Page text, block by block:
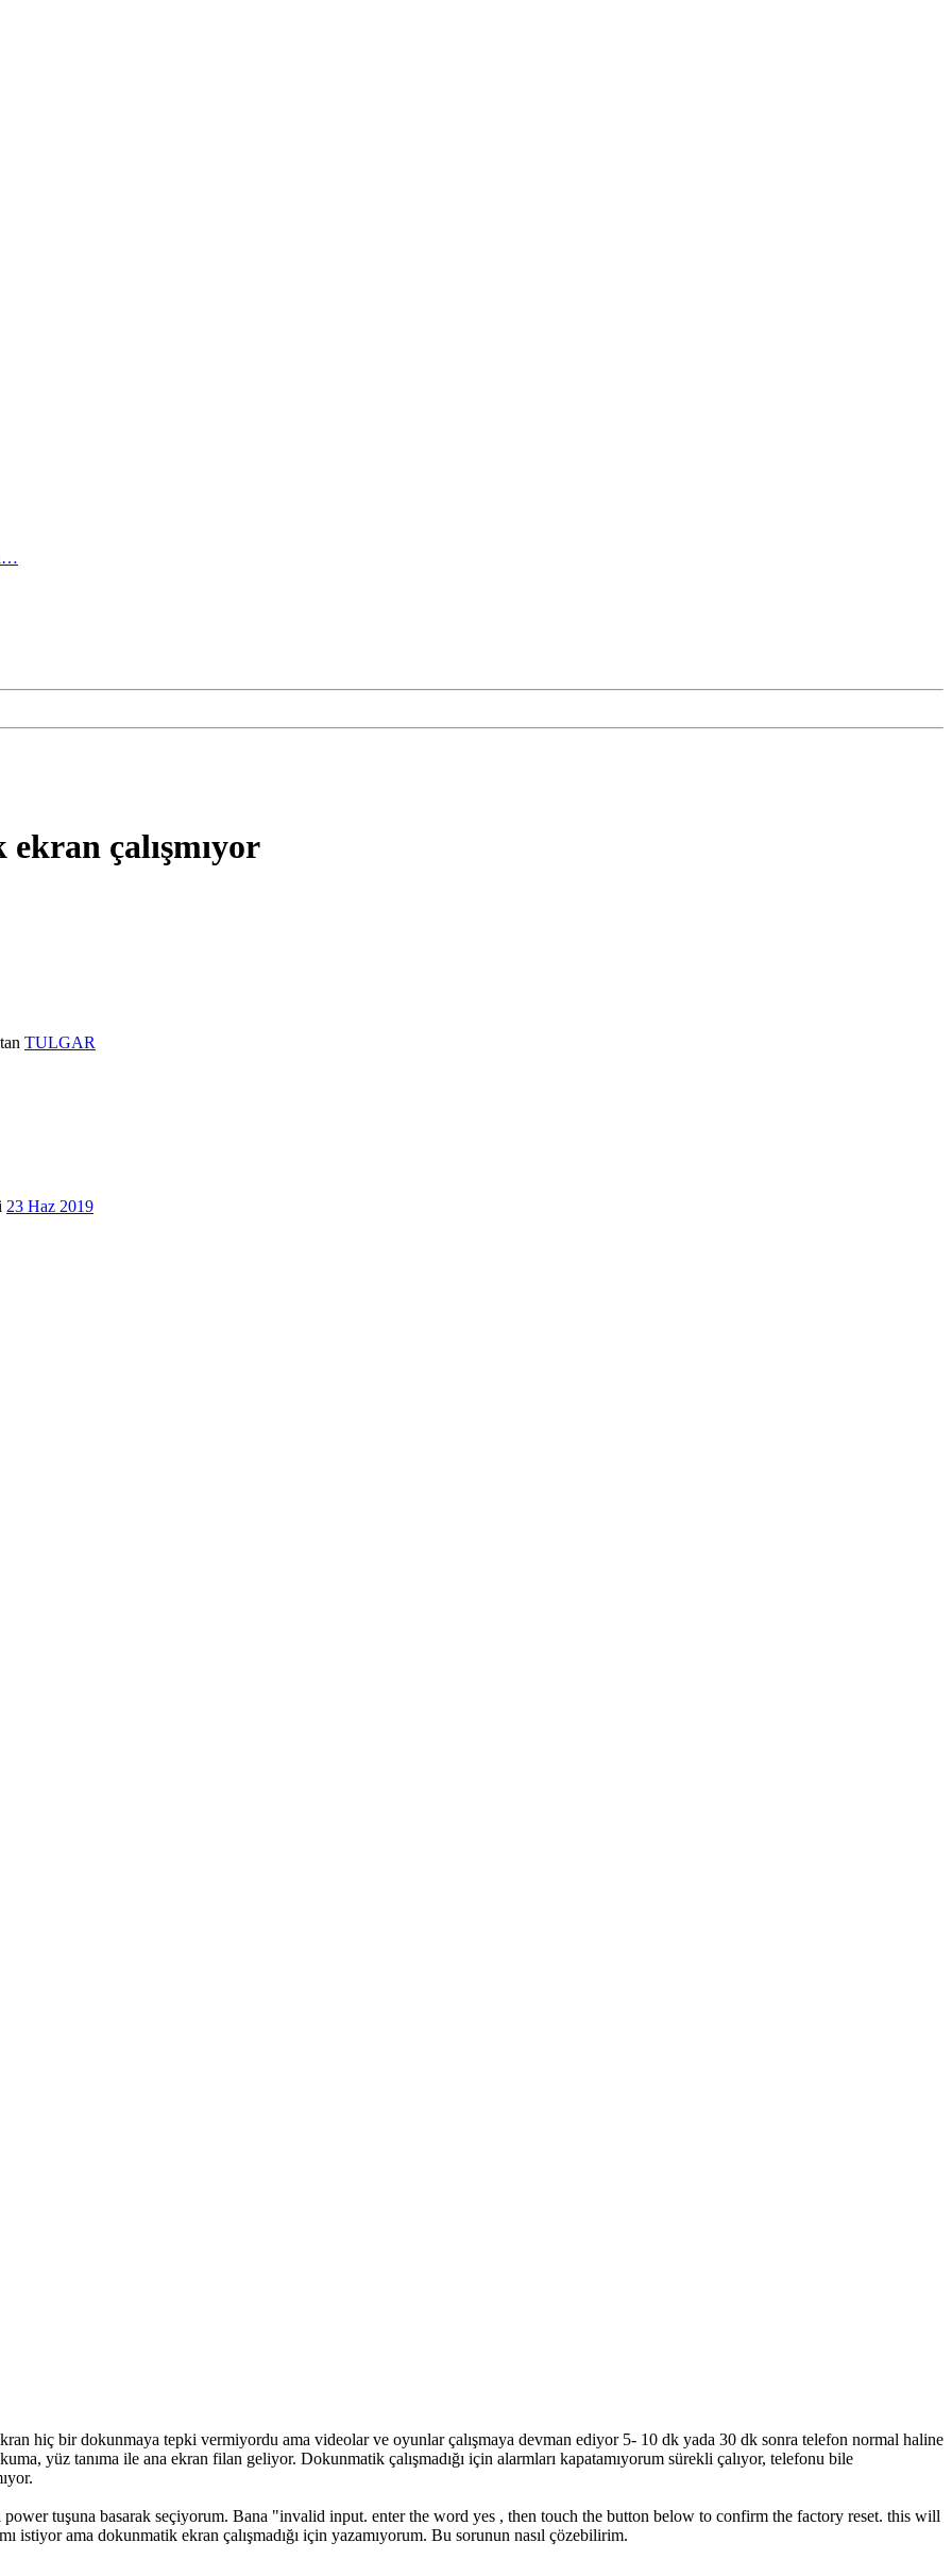
çalışmıyor
TULGAR
23 Haz 2019
hiç bir dokunmaya tepki vermiyordu ama videolar ve oyunlar çalışmaya devman ediyor 5- 10 dk yada 30 dk sonra telefon normal haline
yüz tanıma ile ana ekran filan geliyor. Dokunmatik çalışmadığı için alarmları kapatamıyorum sürekli çalıyor, telefonu bile
power tuşuna basarak seçiyorum. Bana "invalid input. enter the word yes , then touch the button below to confirm the factory reset. this will
istiyor ama dokunmatik ekran çalışmadığı için yazamıyorum. Bu sorunun nasıl çözebilirim.